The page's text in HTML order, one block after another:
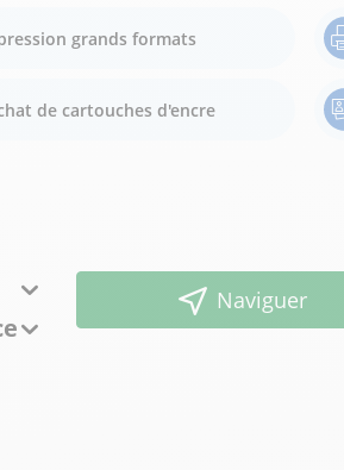
grands formats
de cartouches d'encre
Naviguer